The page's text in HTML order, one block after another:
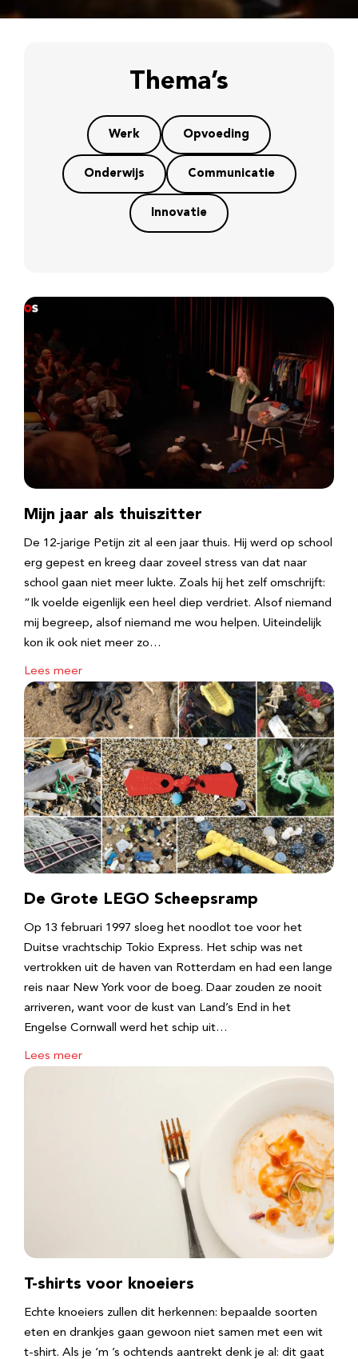
Thema’s
Werk Opvoeding
Onderwijs Communicatie
Innovatie
Mijn jaar als thuiszitter
De 12-jarige Petijn zit al een jaar thuis. Hij werd op school
erg gepest en kreeg daar zoveel stress van dat naar
school gaan niet meer lukte. Zoals hij het zelf omschrijft:
“Ik voelde eigenlijk een heel diep verdriet. Alsof niemand
mij begreep, alsof niemand me wou helpen. Uiteindelijk
kon ik ook niet meer zo…
Lees meer
De Grote LEGO Scheepsramp
Op 13 februari 1997 sloeg het noodlot toe voor het
Duitse vrachtschip Tokio Express. Het schip was net
vertrokken uit de haven van Rotterdam en had een lange
reis naar New York voor de boeg. Daar zouden ze nooit
arriveren, want voor de kust van Land’s End in het
Engelse Cornwall werd het schip uit…
Lees meer
T-shirts voor knoeiers
Echte knoeiers zullen dit herkennen: bepaalde soorten
eten en drankjes gaan gewoon niet samen met een wit
t-shirt. Als je ‘m ’s ochtends aantrekt denk je al: dit gaat